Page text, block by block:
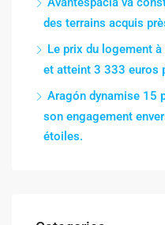
des terrains acquis
Le prix du logement
et atteint 3 333 euros
Aragón dynamise 15
son engagement
étoiles.